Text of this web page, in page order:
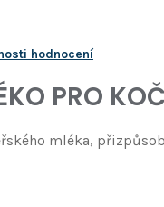
hodnocení
PRO
mléka,